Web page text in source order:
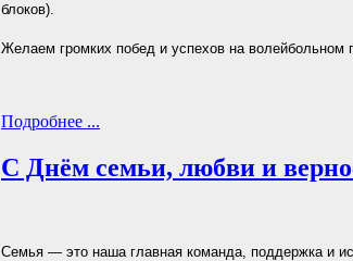
блоков).
Желаем громких побед и успехов на волейбольном
Подробнее ...
С Днём семьи, любви и
Семья — это наша главная команда, поддержка и